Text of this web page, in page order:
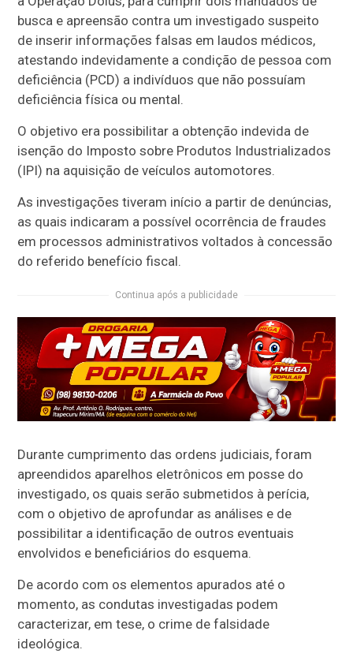
busca e apreensão contra um investigado suspeito
de inserir informações falsas em laudos médicos,
atestando indevidamente a condição de pessoa com
deficiência (PCD) a indivíduos que não possuíam
deficiência física ou mental.
O objetivo era possibilitar a obtenção indevida de
isenção do Imposto sobre Produtos Industrializados
(IPI) na aquisição de veículos automotores.
As investigações tiveram início a partir de denúncias,
as quais indicaram a possível ocorrência de fraudes
em processos administrativos voltados à concessão
do referido benefício fiscal.
Continua após a publicidade
Durante cumprimento das ordens judiciais, foram
apreendidos aparelhos eletrônicos em posse do
investigado, os quais serão submetidos à perícia,
com o objetivo de aprofundar as análises e de
possibilitar a identificação de outros eventuais
envolvidos e beneficiários do esquema.
De acordo com os elementos apurados até o
momento, as condutas investigadas podem
caracterizar, em tese, o crime de falsidade
ideológica.